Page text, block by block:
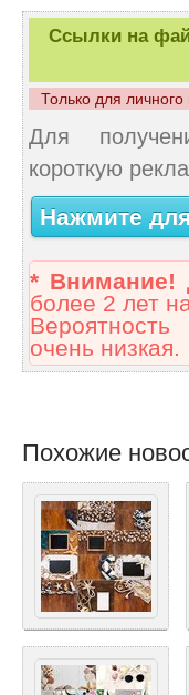
Ссылки на
Только для
Для
короткую
Нажмите
* Внимание!
более 2 лет
очень низкая.
Похожие